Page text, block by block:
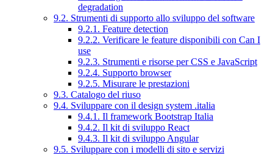
degradation
9.2. Strumenti di supporto allo sviluppo del software
9.2.1. Feature detection
9.2.2. Verificare le feature disponibili con Can I
use
9.2.3. Strumenti e risorse per CSS e JavaScript
9.2.4. Supporto browser
9.2.5. Misurare le prestazioni
9.3. Catalogo del riuso
9.4. Sviluppare con il design system .italia
9.4.1. Il framework Bootstrap Italia
9.4.2. Il kit di sviluppo React
9.4.3. Il kit di sviluppo Angular
9.5. Sviluppare con i modelli di sito e servizi